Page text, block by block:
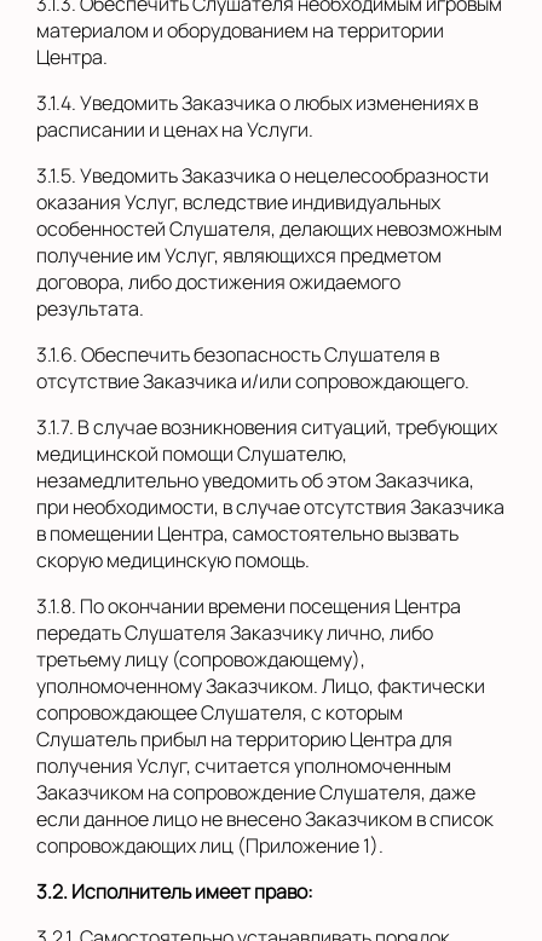
материалом и оборудованием на территории
Центра.
3.1.4. Уведомить Заказчика о любых изменениях в
расписании и ценах на Услуги.
3.1.5. Уведомить Заказчика о нецелесообразности
оказания Услуг, вследствие индивидуальных
особенностей Слушателя, делающих невозможным
получение им Услуг, являющихся предметом
договора, либо достижения ожидаемого
результата.
3.1.6. Обеспечить безопасность Слушателя в
отсутствие Заказчика и/или сопровождающего.
3.1.7. В случае возникновения ситуаций, требующих
медицинской помощи Слушателю,
незамедлительно уведомить об этом Заказчика,
при необходимости, в случае отсутствия Заказчика
в помещении Центра, самостоятельно вызвать
скорую медицинскую помощь.
3.1.8. По окончании времени посещения Центра
передать Слушателя Заказчику лично, либо
третьему лицу (сопровождающему),
уполномоченному Заказчиком. Лицо, фактически
сопровождающее Слушателя, с которым
Слушатель прибыл на территорию Центра для
получения Услуг, считается уполномоченным
Заказчиком на сопровождение Слушателя, даже
если данное лицо не внесено Заказчиком в список
сопровождающих лиц (Приложение 1).
3.2. Исполнитель имеет право: